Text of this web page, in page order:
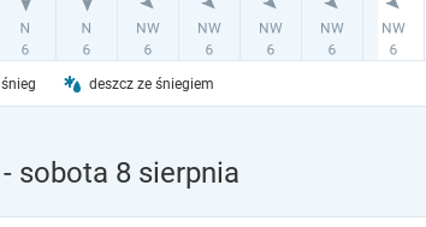
śnieg deszcz ze śniegiem
- sobota 8 sierpnia